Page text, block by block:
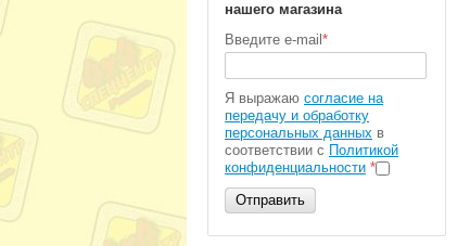
нашего магазина
Введите e-mail *
Я выражаю согласие на
передачу и обработку
персональных данных в
соответствии с Политикой
конфиденциальности *
Отправить